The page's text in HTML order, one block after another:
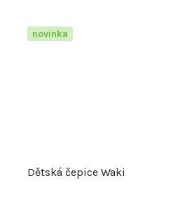
novinka
Dětská čepice Waki